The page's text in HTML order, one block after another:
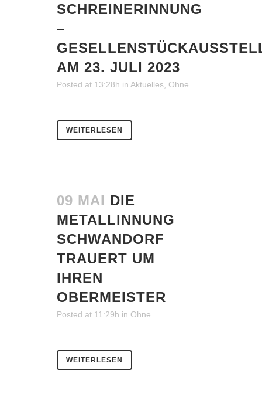
SCHREINERINNUNG
–
AM 23. JULI 2023
Posted at 13:28h in Aktuelles Ohne
WEITERLESEN
09 MAI DIE
METALLINNUNG
SCHWANDORF
TRAUERT UM
IHREN
OBERMEISTER
Posted at 11:29h in Ohne
WEITERLESEN